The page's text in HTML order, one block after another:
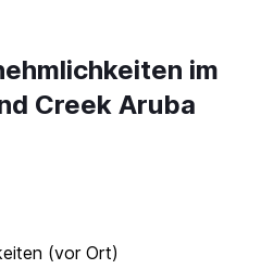
im
Creek Aruba
(vor Ort)